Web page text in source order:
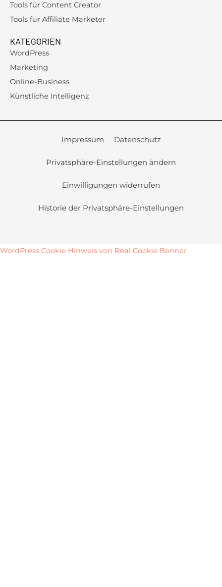
Tools für Content Creator
Tools für Affiliate Marketer
KATEGORIEN
WordPress
Marketing
Online-Business
Künstliche Intelligenz
Impressum Datenschutz
Privatsphäre-Einstellungen ändern
Einwilligungen widerrufen
Historie der Privatsphäre-Einstellungen
WordPress Cookie Hinweis von Real Cookie Banner